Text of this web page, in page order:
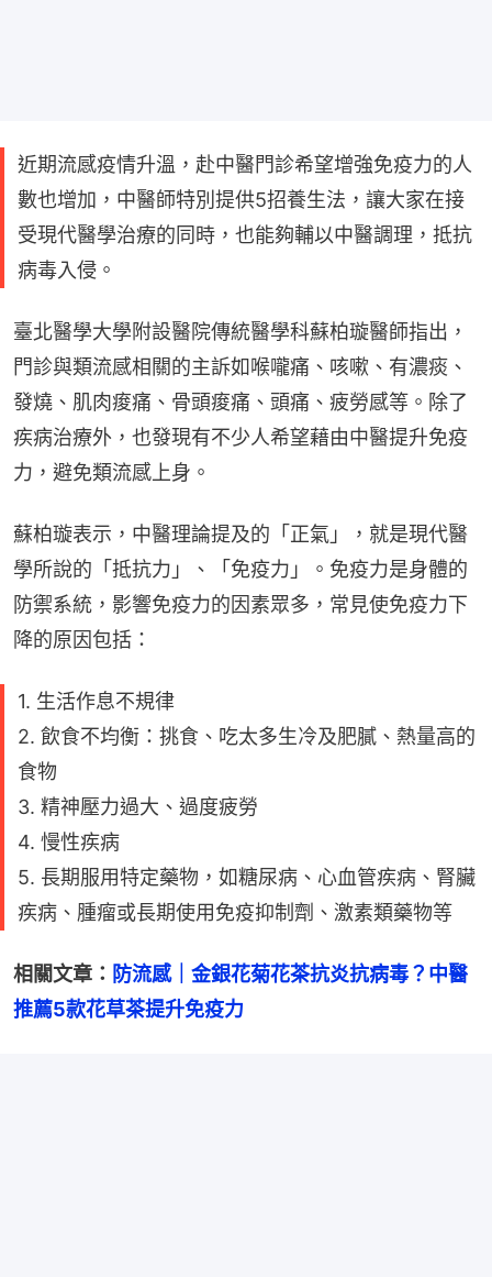
近期流感疫情升溫，赴中醫門診希望增強免疫力的人
數也增加，中醫師特別提供5招養生法，讓大家在接
受現代醫學治療的同時，也能夠輔以中醫調理，抵抗
病毒入侵。
臺北醫學大學附設醫院傳統醫學科蘇柏璇醫師指出，
門診與類流感相關的主訴如喉嚨痛、咳嗽、有濃痰、
發燒、肌肉痠痛、骨頭痠痛、頭痛、疲勞感等。除了
疾病治療外，也發現有不少人希望藉由中醫提升免疫
力，避免類流感上身。
蘇柏璇表示，中醫理論提及的「正氣」，就是現代醫
學所說的「抵抗力」、「免疫力」。免疫力是身體的
防禦系統，影響免疫力的因素眾多，常見使免疫力下
降的原因包括：
1. 生活作息不規律
2. 飲食不均衡：挑食、吃太多生冷及肥膩、熱量高的
食物
3. 精神壓力過大、過度疲勞
4. 慢性疾病
5. 長期服用特定藥物，如糖尿病、心血管疾病、腎臟
疾病、腫瘤或長期使用免疫抑制劑、激素類藥物等
相關文章： 防流感｜金銀花菊花茶抗炎抗病毒？中醫
推薦5款花草茶提升免疫力